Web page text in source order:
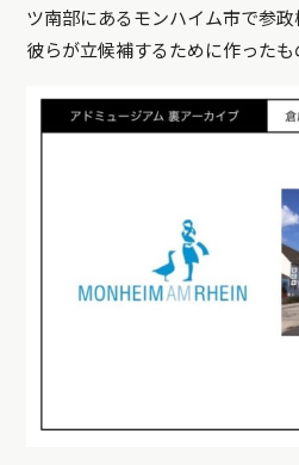
ツ南部にあるモンハイム市で参
彼らが立候補するために作ったも